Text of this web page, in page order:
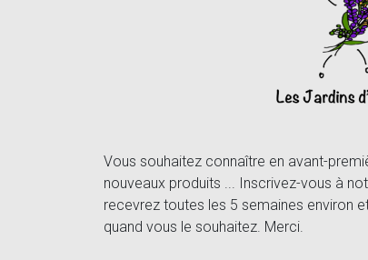
Vous souhaitez connaître en avant-
nouveaux produits ... Inscrivez-vous à
recevrez toutes les 5 semaines environ
quand vous le souhaitez. Merci.